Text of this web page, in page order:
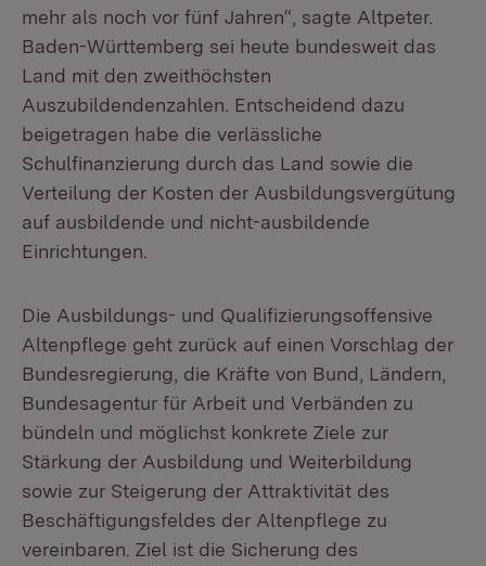
mehr als noch vor fünf Jahren“, sagte Altpeter.
Baden-Württemberg sei heute bundesweit das
Land mit den zweithöchsten
Auszubildendenzahlen. Entscheidend dazu
beigetragen habe die verlässliche
Schulfinanzierung durch das Land sowie die
Verteilung der Kosten der Ausbildungsvergütung
auf ausbildende und nicht-ausbildende
Einrichtungen.
Die Ausbildungs- und Qualifizierungsoffensive
Altenpflege geht zurück auf einen Vorschlag der
Bundesregierung, die Kräfte von Bund, Ländern,
Bundesagentur für Arbeit und Verbänden zu
bündeln und möglichst konkrete Ziele zur
Stärkung der Ausbildung und Weiterbildung
sowie zur Steigerung der Attraktivität des
Beschäftigungsfeldes der Altenpflege zu
vereinbaren. Ziel ist die Sicherung des